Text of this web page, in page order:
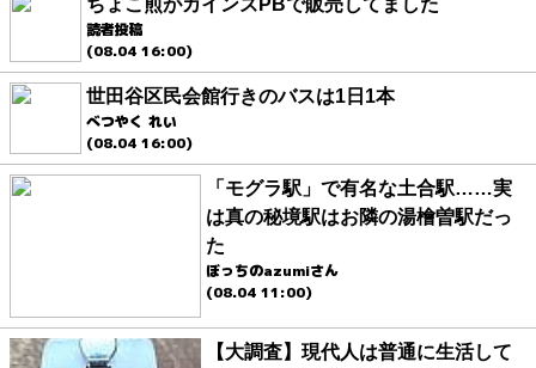
読者投稿
(08.04 16:00)
世田谷区民会館行きのバスは1日1本
べつやく れい
(08.04 16:00)
「モグラ駅」で有名な土合駅……実
は真の秘境駅はお隣の湯檜曽駅だっ
た
ぼっちのazumiさん
(08.04 11:00)
【大調査】現代人は普通に生活して